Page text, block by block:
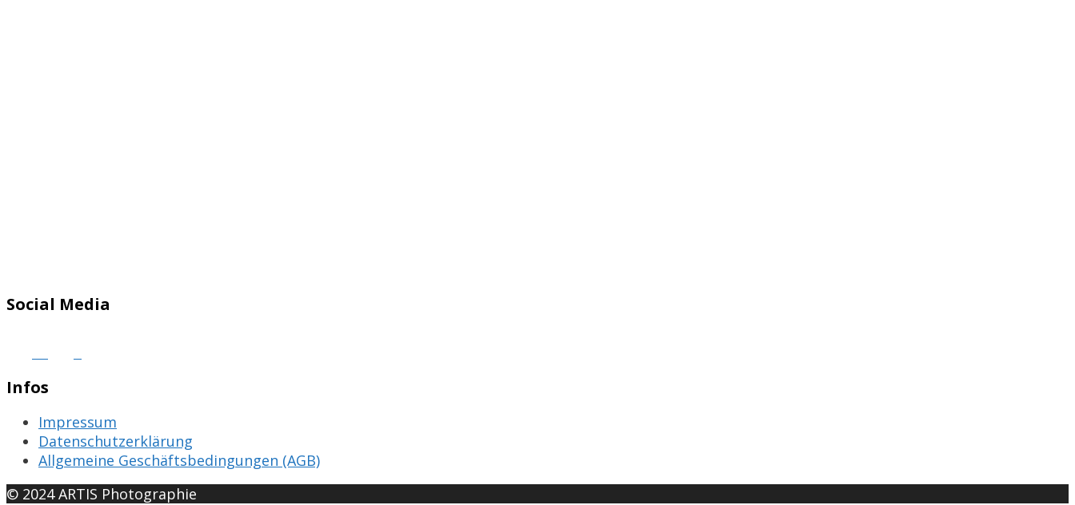
Social Media
Infos
Impressum
Datenschutzerklärung
Allgemeine Geschäftsbedingungen (AGB)
© 2024 ARTIS Photographie